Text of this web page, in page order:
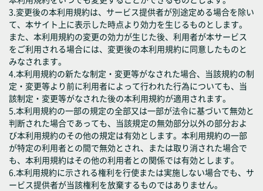
3.変更後の本利用規約は、サービス提供者が別途定める場合を除い
て、本サイト上に表示した時点より効力を生じるものとします。
また、本利用規約の変更の効力が生じた後、利用者が本サービス
をご利用される場合には、変更後の本利用規約に同意したものと
みなされます。
4.本利用規約の新たな制定・変更等がなされた場合、当該規約の制
定・変更等より前に利用者によって行われた行為についても、当
該制定・変更等がなされた後の本利用規約が適用されます。
5.本利用規約の一部の規定の全部又は一部が法令に基づいて無効と
判断された場合であっても、当該規定の無効部分以外の部分およ
び本利用規約のその他の規定は有効とします。本利用規約の一部
が特定の利用者との間で無効とされ、または取り消された場合で
も、本利用規約はその他の利用者との関係では有効とします。
6.本利用規約に示される権利を行使または実施しない場合でも、サ
ービス提供者が当該権利を放棄するものではありません。